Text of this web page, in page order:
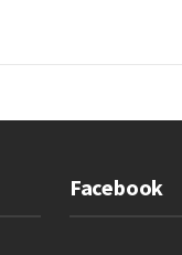
Facebook